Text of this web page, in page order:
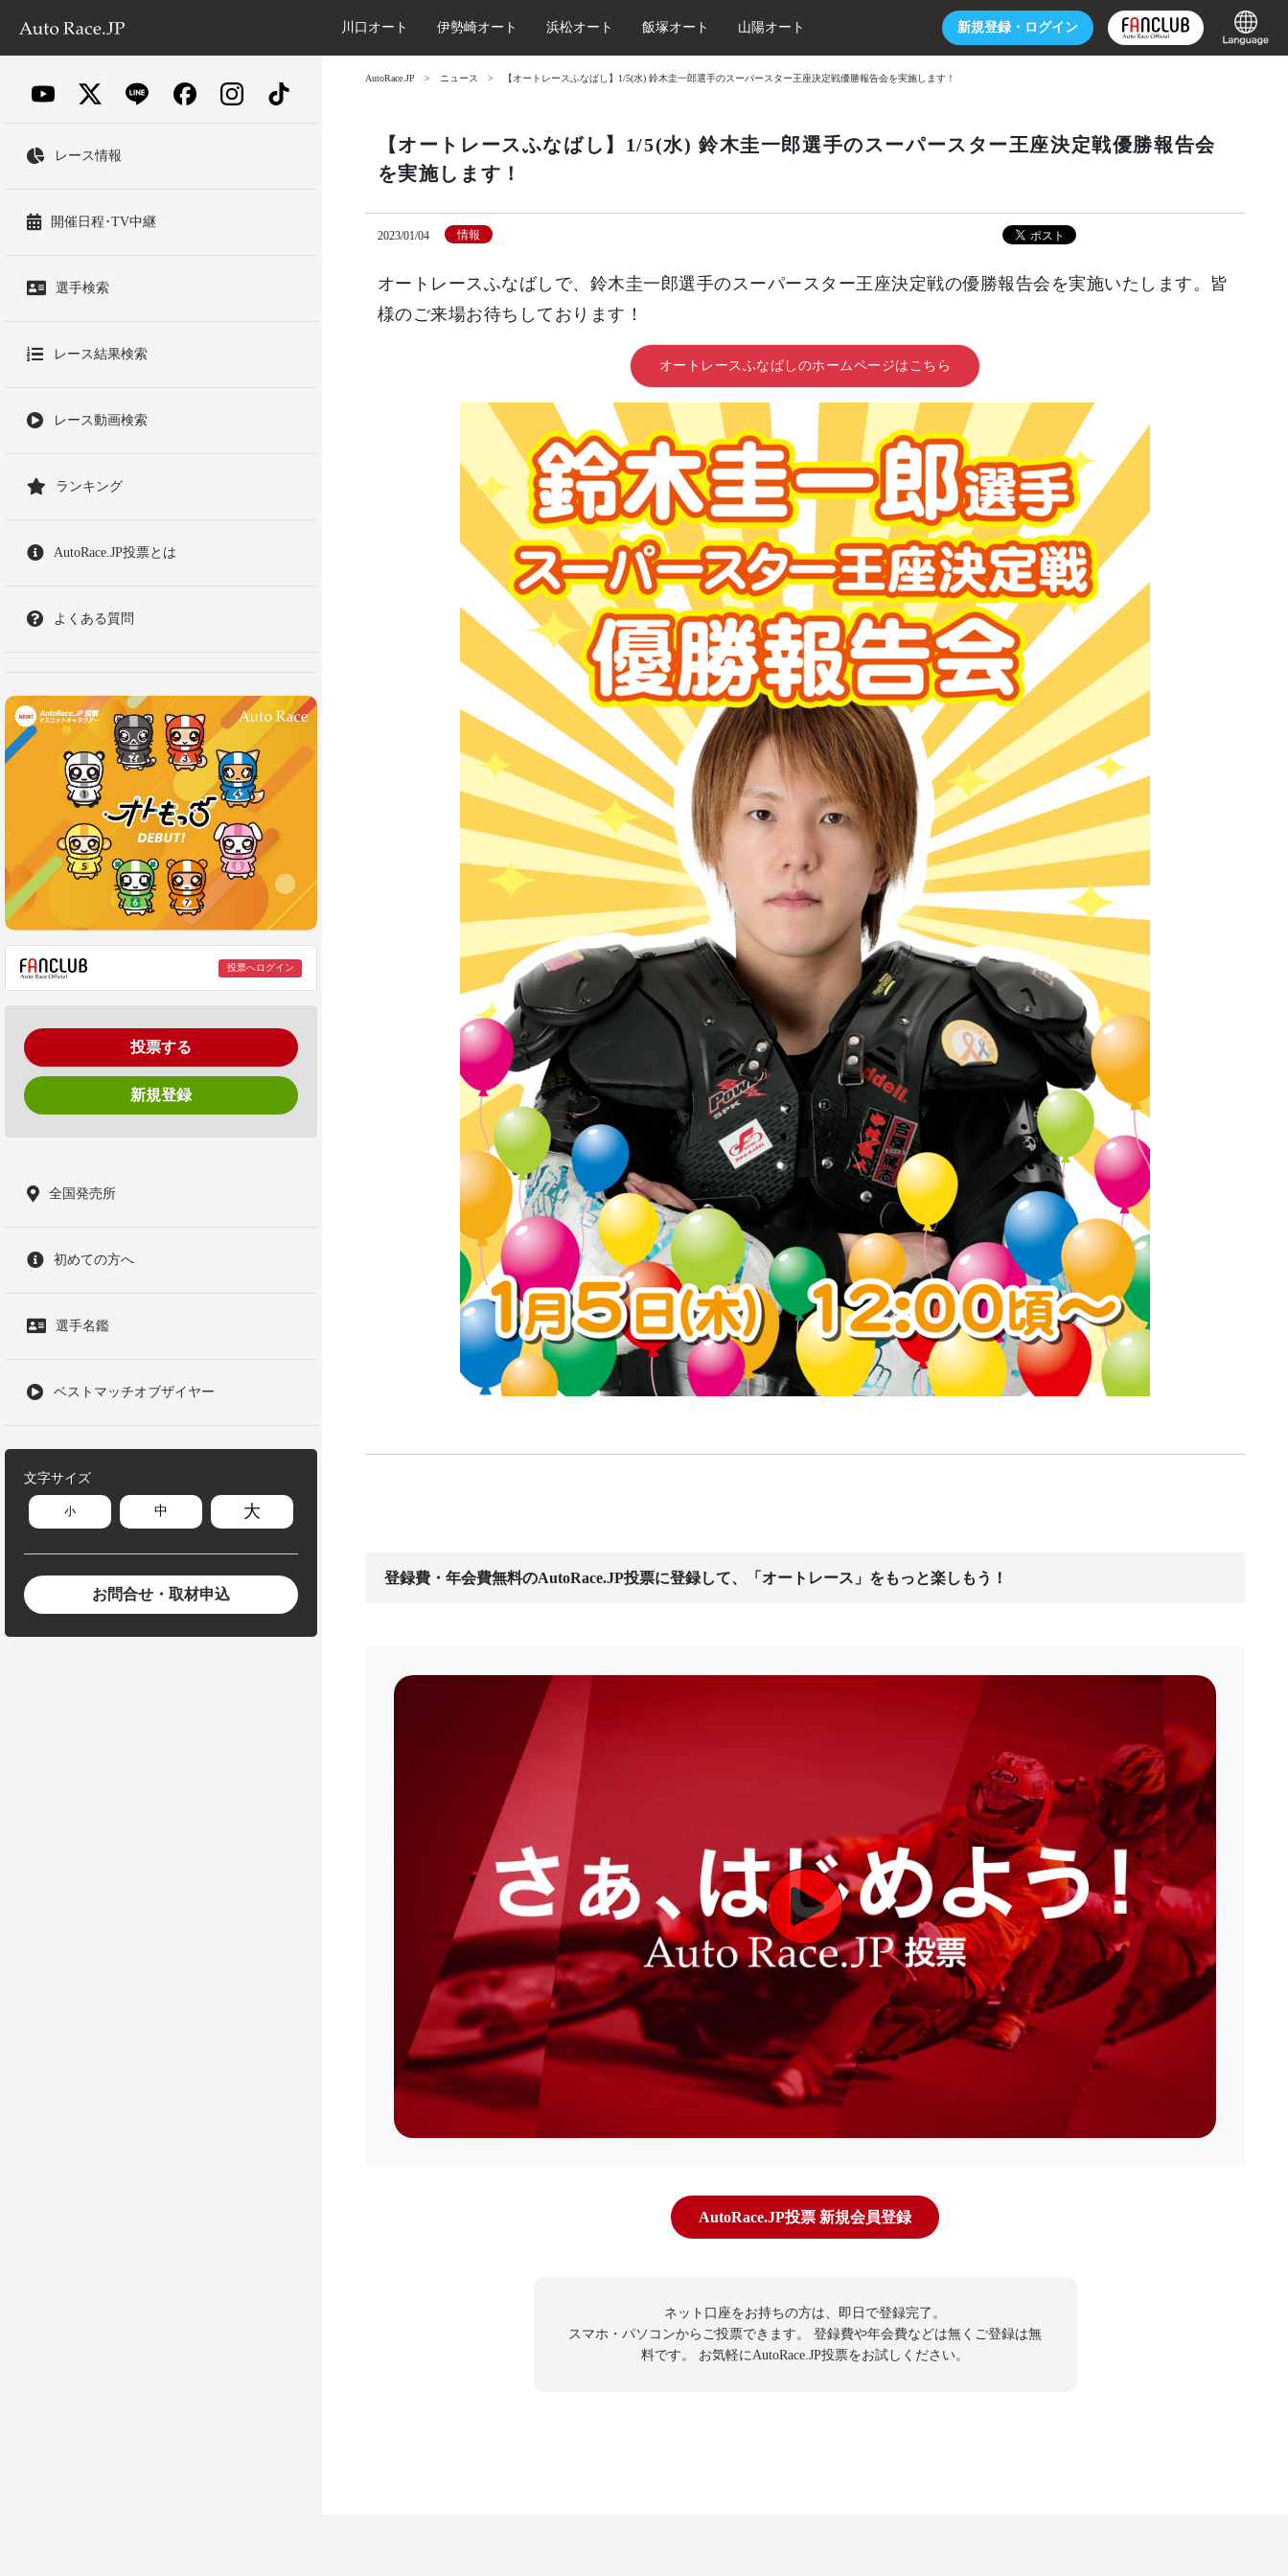
新規登録・ ログイン
川口オート 伊勢崎オート 浜松オート 飯塚オート 山陽オート
レース情報
開催日程･TV中継
選手検索
レース結果検索
レース動画検索
ランキング
AutoRace.JP投票とは
よくある質問
投票へログイン
投票する
新規登録
全国発売所
初めての方へ
選手名鑑
ベストマッチオブザイヤー
文字サイズ
小 中 大
お問合せ・取材申込
AutoRace.JP ニュース 【オートレースふなばし】1/5(水) 鈴木圭一郎選手のスーパースター王座決定戦優勝報告会を実施します！
【オートレースふなばし】1/5(水) 鈴木圭一郎選手のスーパースター王座決定戦優勝報告会
を実施します！
2023/01/04 情報
オートレースふなばしで、鈴木圭一郎選手のスーパースター王座決定戦の優勝報告会を実施いたします。 皆
様のご来場お待ちしております！
オートレースふなばしのホームページはこちら
登録費・年会費無料のAutoRace.JP投票に登録して、「オートレース」をもっと楽しもう！
AutoRace.JP投票 新規会員登録
ネット口座をお持ちの方は、即日で登録完了。
スマホ・パソコンからご投票できます。
登録費や年会費などは無くご登録は無
料です。
お気軽にAutoRace.JP投票をお試しください。